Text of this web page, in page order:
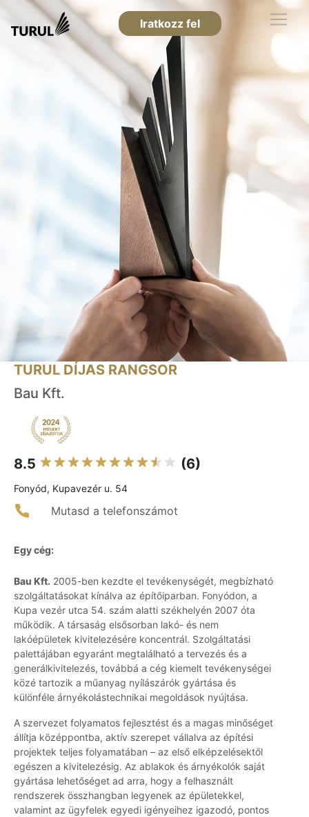
Iratkozz fel
TURUL DÍJAS RANGSOR
Bau Kft.
8.5 (6)
Fonyód, Kupavezér u. 54
Mutasd a telefonszámot
Egy cég:
Bau Kft. 2005-ben kezdte el tevékenységét, megbízható
szolgáltatásokat kínálva az építőiparban. Fonyódon, a
Kupa vezér utca 54. szám alatti székhelyén 2007 óta
működik. A társaság elsősorban lakó- és nem
lakóépületek kivitelezésére koncentrál. Szolgáltatási
palettájában egyaránt megtalálható a tervezés és a
generálkivitelezés, továbbá a cég kiemelt tevékenységei
közé tartozik a műanyag nyílászárók gyártása és
különféle árnyékolástechnikai megoldások nyújtása.
A szervezet folyamatos fejlesztést és a magas minőséget
állítja középpontba, aktív szerepet vállalva az építési
projektek teljes folyamatában – az első elképzelésektől
egészen a kivitelezésig. Az ablakok és árnyékolók saját
gyártása lehetőséget ad arra, hogy a felhasznált
rendszerek összhangban legyenek az épületekkel,
valamint az ügyfelek egyedi igényeihez igazodó, pontos